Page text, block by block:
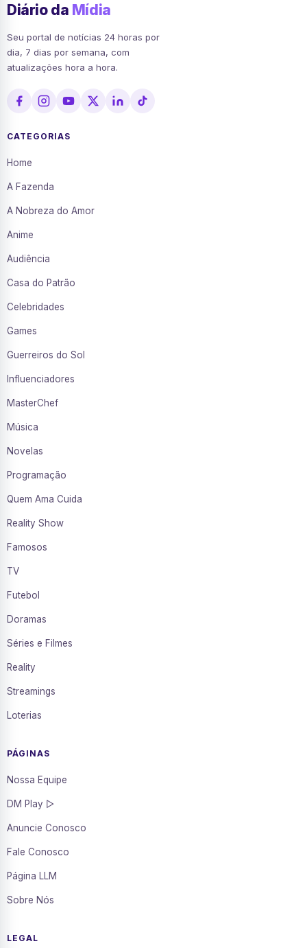
Diário da Mídia
Seu portal de notícias 24 horas por
dia, 7 dias por semana, com
atualizações hora a hora.
CATEGORIAS
Home
A Fazenda
A Nobreza do Amor
Anime
Audiência
Casa do Patrão
Celebridades
Games
Guerreiros do Sol
Influenciadores
MasterChef
Música
Novelas
Programação
Quem Ama Cuida
Reality Show
Famosos
TV
Futebol
Doramas
Séries e Filmes
Reality
Streamings
Loterias
PÁGINAS
Nossa Equipe
DM Play ▷
Anuncie Conosco
Fale Conosco
Página LLM
Sobre Nós
LEGAL